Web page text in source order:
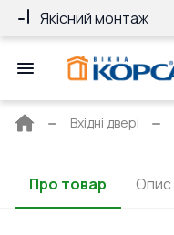
Якісний монтаж
Головна
Вхідні двері
Про товар Опис